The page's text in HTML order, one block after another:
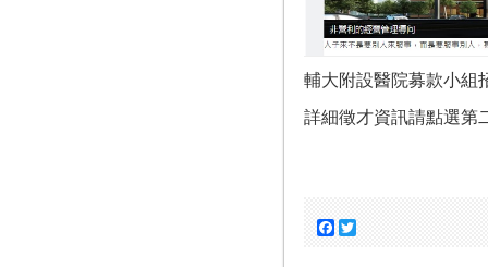
輔大附設醫院募款小組
詳細徵才資訊請點選第
Facebook